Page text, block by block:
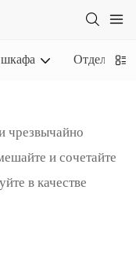
Отделки
чрезвычайно
и сочетайте
в качестве